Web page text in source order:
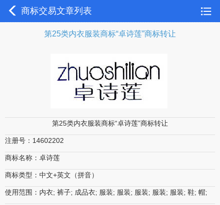
商标交易文章列表
第25类内衣服装商标“卓诗莲”商标转让
第25类内衣服装商标“卓诗莲”商标转让
注册号：14602202
商标名称：卓诗莲
商标类型：中文+英文（拼音）
使用范围：内衣; 裤子; 成品衣; 服装; 服装; 服装; 服装; 服装; 鞋; 帽;